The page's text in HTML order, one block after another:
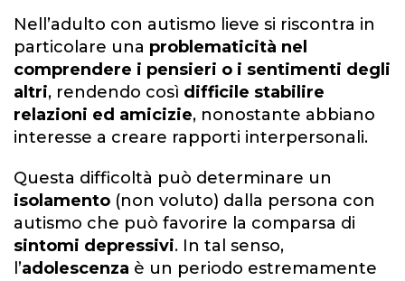
Nell’adulto con autismo lieve si riscontra in
particolare una problematicità nel
comprendere i pensieri o i sentimenti degli
altri, rendendo così difficile stabilire
relazioni ed amicizie, nonostante abbiano
interesse a creare rapporti interpersonali.
Questa difficoltà può determinare un
isolamento (non voluto) dalla persona con
autismo che può favorire la comparsa di
sintomi depressivi. In tal senso,
l’adolescenza è un periodo estremamente